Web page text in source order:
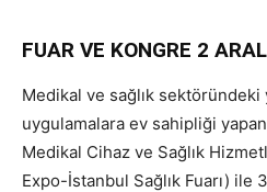
FUAR VE KONGRE 2
Medikal ve sağlık
uygulamalara ev sahipliği yapan
Medikal Cihaz ve Sağlık
Expo-İstanbul Sağlık Fuarı) ile